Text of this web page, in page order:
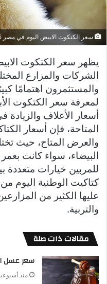
سعر الكتكوت الابيض اليوم في مصر 2025
يظهر سعر الكتكوت
الشركات والمزارع
والمستثمرون اهتمامًا
لمعرفة سعر الكتكوت
أسعار الأعلاف
المتاحة، فإن أسعار
والعرض المتاح، حيث
البيضاء، سواء كانت بعمر
للمربين خيارات متعددة
كتاكيت الوطنية اليوم
عليها الكثير من
والتربية.
مقالات ذات صلة
سعر عسل
منذ